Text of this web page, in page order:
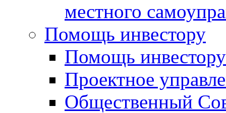
местного
Помощь инвестору
Помощь инвестору
Проектное
Общественный